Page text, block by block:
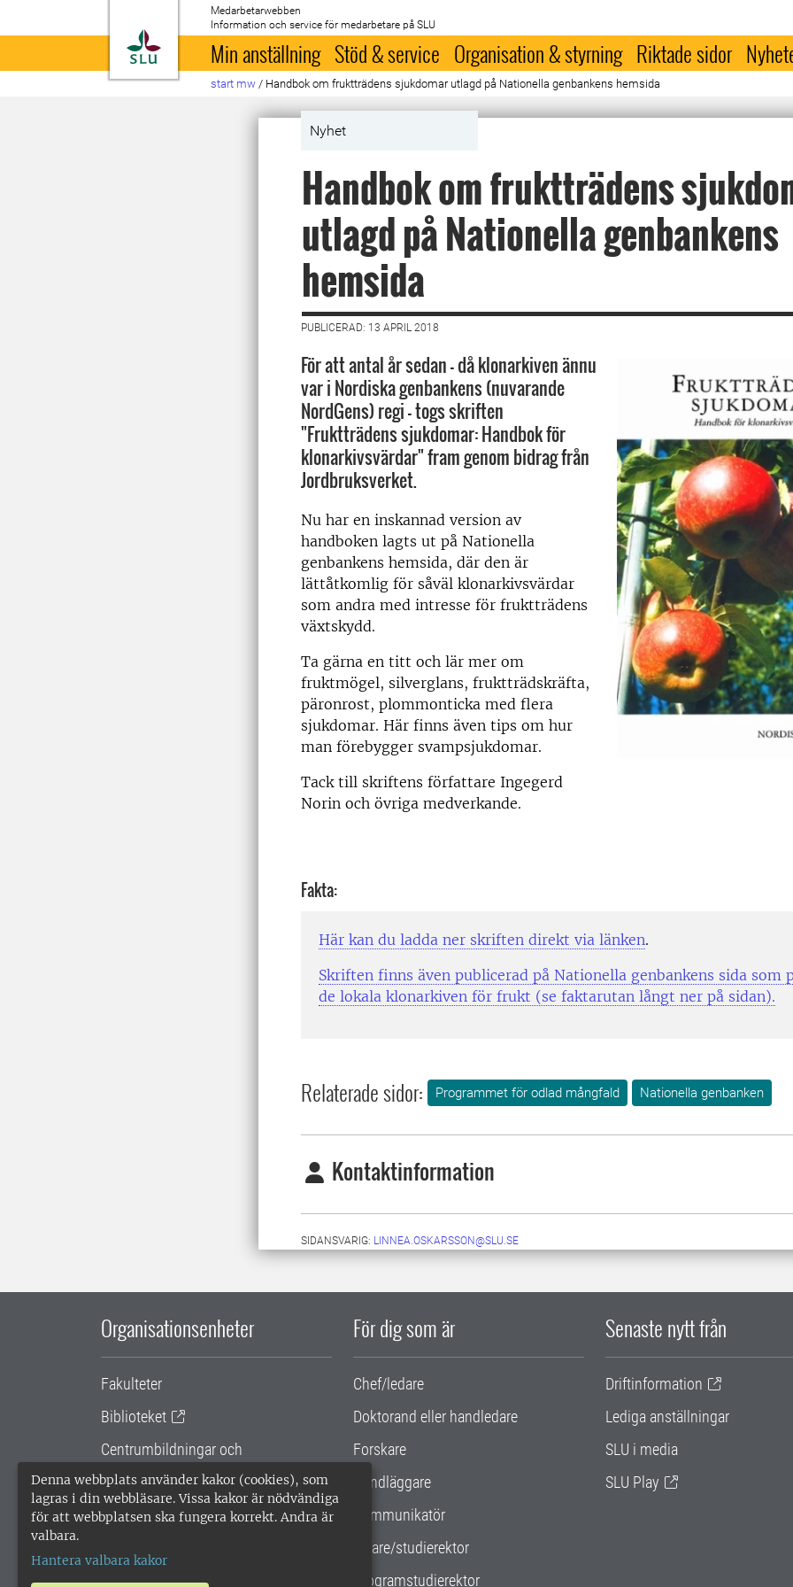
Denna webbplats använder kakor (cookies), som
lagras i din webbläsare. Vissa kakor är nödvändiga
för att webbplatsen ska fungera korrekt. Andra är
valbara.
Hantera valbara kakor
Till startsida
Medarbetarwebben
Information och service för medarbetare på SLU
Min anställning Stöd & service Organisation & styrning Riktade sidor
start mw / Handbok om fruktträdens sjukdomar utlagd på Nationella genbankens hemsida
Nyhet
Handbok om fruktträdens
utlagd på Nationella genbankens
hemsida
PUBLICERAD: 13 APRIL 2018
För att antal år sedan – då klonarkiven ännu
var i Nordiska genbankens (nuvarande
NordGens) regi - togs skriften
"Fruktträdens sjukdomar: Handbok för
klonarkivsvärdar" fram genom bidrag från
Jordbruksverket.
Nu har en inskannad version av
handboken lagts ut på Nationella
genbankens hemsida, där den är
lättåtkomlig för såväl klonarkivsvärdar
som andra med intresse för fruktträdens
växtskydd.
Ta gärna en titt och lär mer om
fruktmögel, silverglans, fruktträdskräfta,
päronrost, plommonticka med flera
sjukdomar. Här finns även tips om hur
man förebygger svampsjukdomar.
Tack till skriftens författare Ingegerd
Norin och övriga medverkande.
Fakta:
Här kan du ladda ner skriften direkt via länken.
Skriften finns även publicerad på Nationella genbankens sida som
de lokala klonarkiven för frukt (se faktarutan långt ner på sidan).
Relaterade sidor: Programmet för odlad mångfald Nationella genbanken
Kontaktinformation
SIDANSVARIG: LINNEA.OSKARSSON@SLU.SE
Organisationsenheter
Fakulteter
Biblioteket
Centrumbildningar och
samarbetsprojekt
Gemensamma verksamhetsstödet
För dig som är
Chef/ledare
Doktorand eller handledare
Forskare
Handläggare
Kommunikatör
Lärare/studierektor
Programstudierektor
Senaste nytt från
Driftinformation
Lediga anställningar
SLU i media
SLU Play